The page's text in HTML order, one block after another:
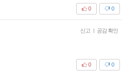
0
0
신고 | 공감 확인
0
0